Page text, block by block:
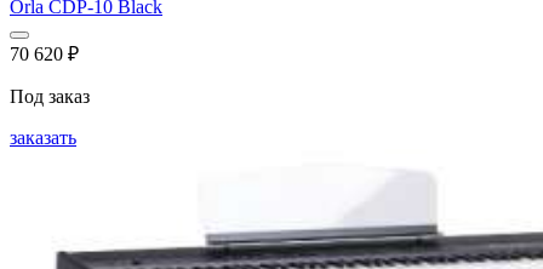
Orla CDP-10 Black
70 620 ₽
Под заказ
заказать